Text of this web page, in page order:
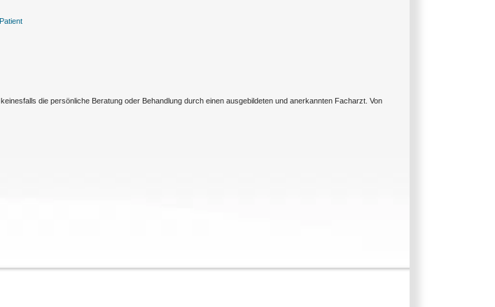
die persönliche Beratung oder Behandlung durch einen ausgebildeten und anerkannten Facharzt. Von